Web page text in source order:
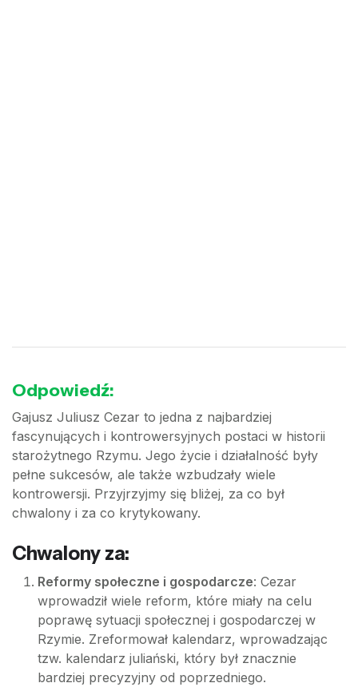
Odpowiedź:
Gajusz Juliusz Cezar to jedna z najbardziej
fascynujących i kontrowersyjnych postaci w historii
starożytnego Rzymu. Jego życie i działalność były
pełne sukcesów, ale także wzbudzały wiele
kontrowersji. Przyjrzyjmy się bliżej, za co był
chwalony i za co krytykowany.
Chwalony za:
Reformy społeczne i gospodarcze: Cezar
wprowadził wiele reform, które miały na celu
poprawę sytuacji społecznej i gospodarczej w
Rzymie. Zreformował kalendarz, wprowadzając
tzw. kalendarz juliański, który był znacznie
bardziej precyzyjny od poprzedniego.